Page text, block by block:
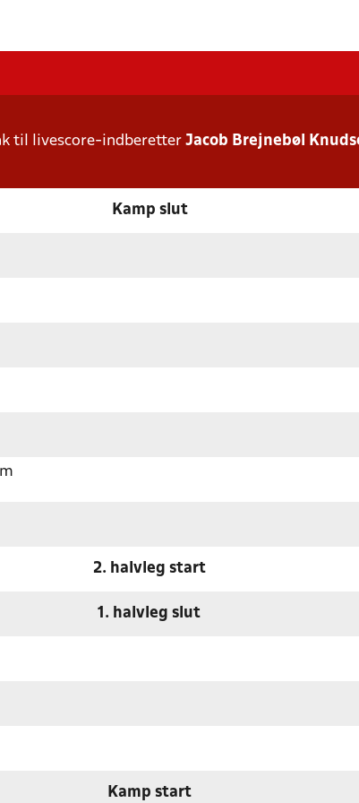
til livescore-indberetter Jacob Brejnebøl
Kamp slut
2. halvleg start
1. halvleg slut
Kamp start